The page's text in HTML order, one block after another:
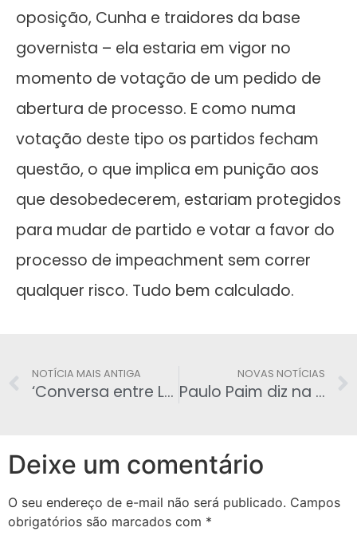
oposição, Cunha e traidores da base
governista – ela estaria em vigor no
momento de votação de um pedido de
abertura de processo. E como numa
votação deste tipo os partidos fecham
questão, o que implica em punição aos
que desobedecerem, estariam protegidos
para mudar de partido e votar a favor do
processo de impeachment sem correr
qualquer risco. Tudo bem calculado.
NOTÍCIA MAIS ANTIGA
‘Conversa entre Lula e FHC seria boa para o País‘
NOVAS NOTÍCIAS
Paulo Paim diz na PB que Dilma não vai cair e defende diálogo com o PMDB e oposição
Deixe um comentário
O seu endereço de e-mail não será publicado. Campos
obrigatórios são marcados com *